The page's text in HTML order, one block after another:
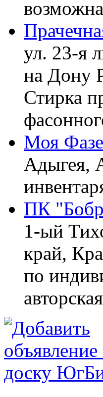
ул. 23-я
на Дону
Стирка
Моя
Адыгея,
ПК
1-ый
край,
по